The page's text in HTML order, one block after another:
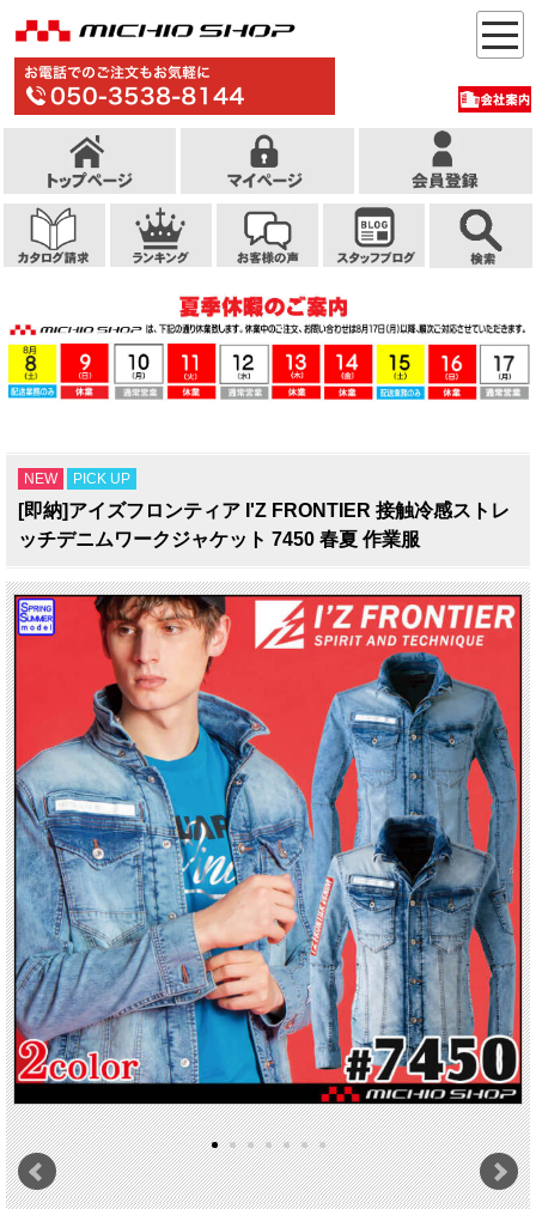
NEW PICK UP
[即納]アイズフロンティア I'Z FRONTIER 接触冷感ストレ
ッチデニムワークジャケット 7450 春夏 作業服